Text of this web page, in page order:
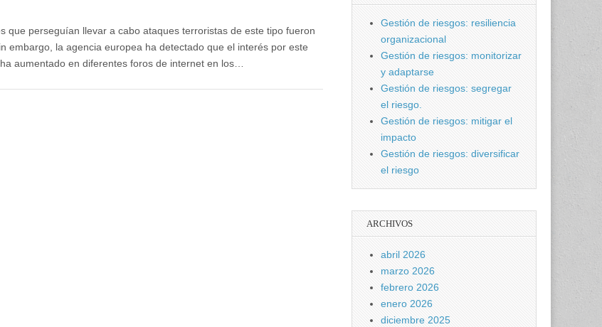
que perseguían llevar a cabo ataques terroristas de este tipo fueron
embargo, la agencia europea ha detectado que el interés por este
aumentado en diferentes foros de internet en los…
Gestión de riesgos: resiliencia
organizacional
Gestión de riesgos: monitorizar
y adaptarse
Gestión de riesgos: segregar
el riesgo.
Gestión de riesgos: mitigar el
impacto
Gestión de riesgos: diversificar
el riesgo
ARCHIVOS
abril 2026
marzo 2026
febrero 2026
enero 2026
diciembre 2025